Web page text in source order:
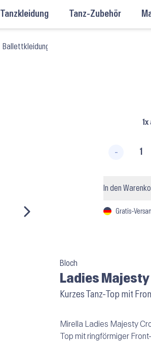
Tanzkleidung Tanz-Zubehör
Ballettkleidung Damen
Bloch
Ladies
Kurzes Tanz-Top mit
-
In den
Gratis-
Mirella Ladies Majesty
Top mit ringförmiger